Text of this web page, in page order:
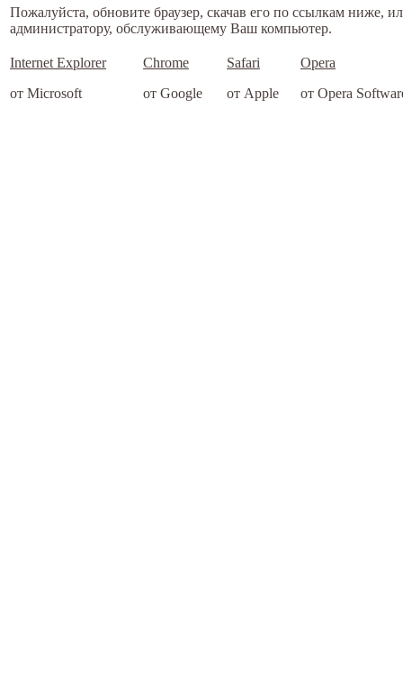
Пожалуйста, обновите браузер, скачав его по ссылкам ниже,
администратору, обслуживающему Ваш компьютер.
Internet Explorer
от Microsoft
Chrome
от Google
Safari
от Apple
Opera
от Opera